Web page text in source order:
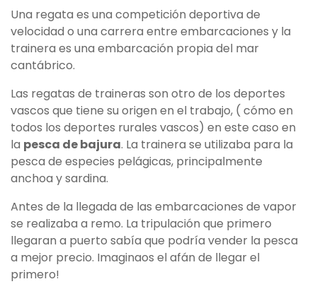
Una regata es una competición deportiva de
velocidad o una carrera entre embarcaciones y la
trainera es una embarcación propia del mar
cantábrico.
Las regatas de traineras son otro de los deportes
vascos que tiene su origen en el trabajo, ( cómo en
todos los deportes rurales vascos) en este caso en
la pesca de bajura. La trainera se utilizaba para la
pesca de especies pelágicas, principalmente
anchoa y sardina.
Antes de la llegada de las embarcaciones de vapor
se realizaba a remo. La tripulación que primero
llegaran a puerto sabía que podría vender la pesca
a mejor precio. Imaginaos el afán de llegar el
primero!